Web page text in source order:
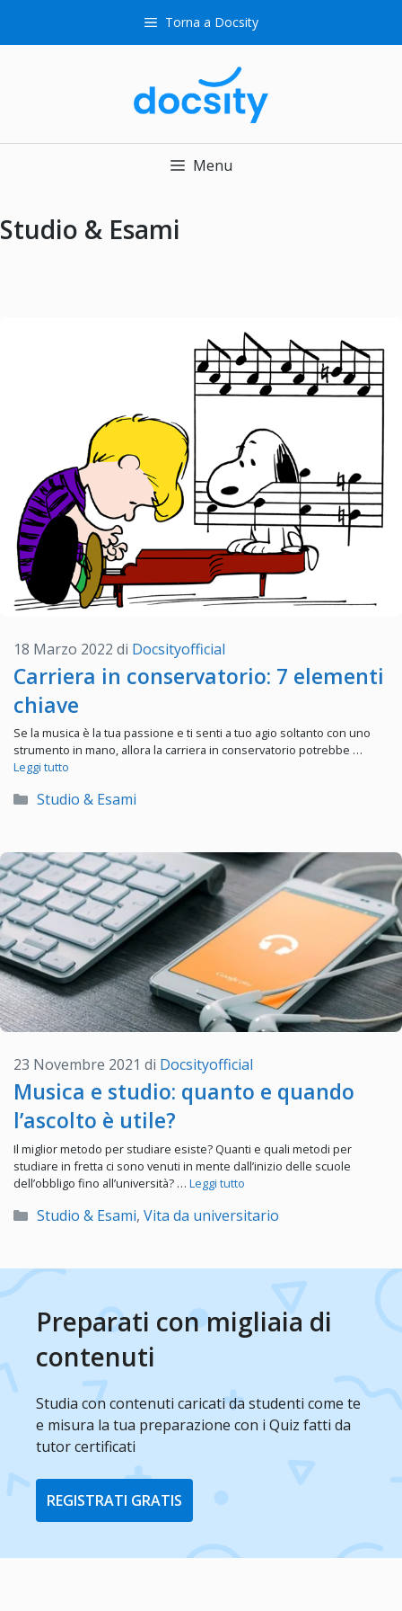
Torna a Docsity
Menu
Studio & Esami
Carriera in conservatorio: 7 elementi
chiave
18 Marzo 2022 di Docsityofficial
Se la musica è la tua passione e ti senti a tuo agio soltanto con uno
strumento in mano, allora la carriera in conservatorio potrebbe …
Leggi tutto
Categorie
Studio & Esami
Musica e studio: quanto e quando
l’ascolto è utile?
23 Novembre 2021 di Docsityofficial
Il miglior metodo per studiare esiste? Quanti e quali metodi per
studiare in fretta ci sono venuti in mente dall’inizio delle scuole
dell’obbligo fino all’università? … Leggi tutto
Categorie
Studio & Esami, Vita da universitario
Preparati con migliaia di
contenuti
Studia con contenuti caricati da studenti come te
e misura la tua preparazione con i Quiz fatti da
tutor certificati
REGISTRATI GRATIS